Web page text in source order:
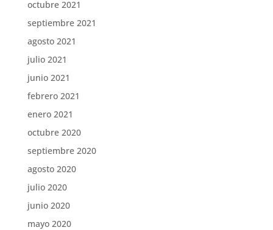
octubre 2021
septiembre 2021
agosto 2021
julio 2021
junio 2021
febrero 2021
enero 2021
octubre 2020
septiembre 2020
agosto 2020
julio 2020
junio 2020
mayo 2020